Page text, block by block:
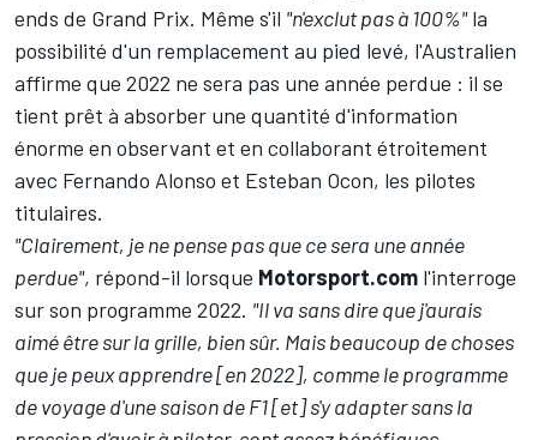
ends de Grand Prix. Même s'il "n'exclut pas à 100%"la
possibilité d'un remplacement au pied levé, l'Australien
affirme que 2022 ne sera pas une année perdue : il se
tient prêt à absorber une quantité d'information
énorme en observant et en collaborant étroitement
avec Fernando Alonso et Esteban Ocon, les pilotes
titulaires.
"Clairement, je ne pense pas que ce sera une année
perdue", répond-il lorsque Motorsport.com l'interroge
sur son programme 2022. "Il va sans dire que j'aurais
aimé être sur la grille, bien sûr. Mais beaucoup de choses
que je peux apprendre [en 2022], comme le programme
de voyage d'une saison de F1 [et] s'y adapter sans la